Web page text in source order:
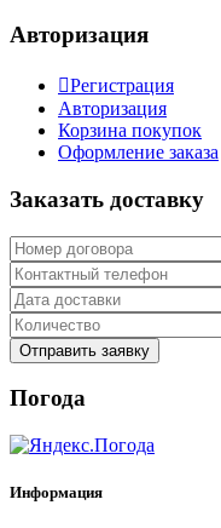
Авторизация
Регистрация
Авторизация
Корзина покупок
Оформление заказа
Заказать доставку
Отправить заявку
Погода
Информация